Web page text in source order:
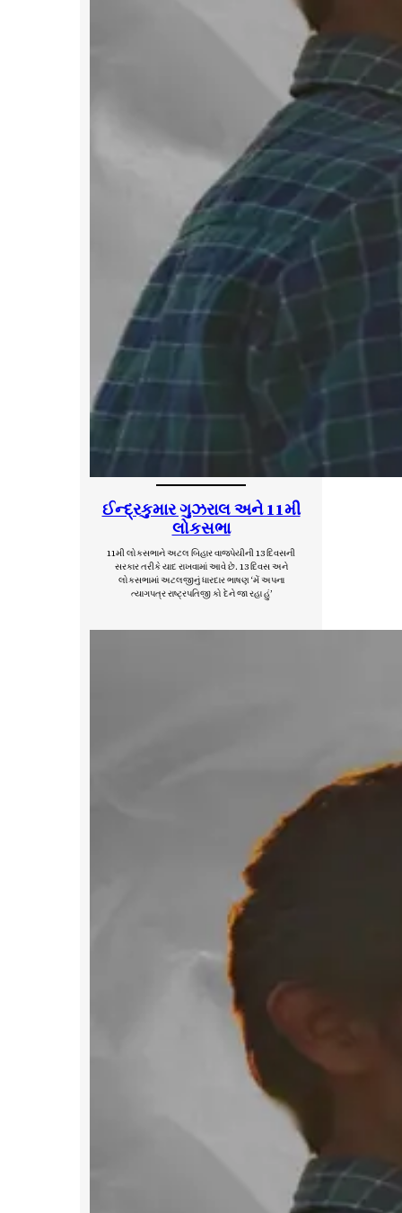
ઈન્દ્રકુમાર ગુઝરાલ અને 11મી
લોકસભા
11મી લોકસભાને અટલ બિહાર વાજપેયીની 13 દિવસની
સરકાર તરીકે યાદ રાખવામાં આવે છે. 13 દિવસ અને
લોકસભામાં અટલજીનું ધારદાર ભાષણ ‘મેં અપના
ત્યાગપત્ર રાષ્ટ્રપતિજી કો દેને જા રહા હું’